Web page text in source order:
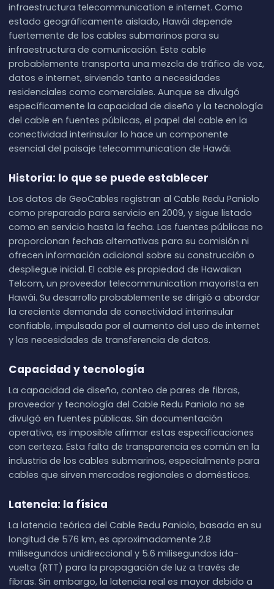
infraestructura telecommunication e internet. Como
estado geográficamente aislado, Hawái depende
fuertemente de los cables submarinos para su
infraestructura de comunicación. Este cable
probablemente transporta una mezcla de tráfico de voz,
datos e internet, sirviendo tanto a necesidades
residenciales como comerciales. Aunque se divulgó
específicamente la capacidad de diseño y la tecnología
del cable en fuentes públicas, el papel del cable en la
conectividad interinsular lo hace un componente
esencial del paisaje telecommunication de Hawái.
Historia: lo que se puede establecer
Los datos de GeoCables registran al Cable Redu Paniolo
como preparado para servicio en 2009, y sigue listado
como en servicio hasta la fecha. Las fuentes públicas no
proporcionan fechas alternativas para su comisión ni
ofrecen información adicional sobre su construcción o
despliegue inicial. El cable es propiedad de Hawaiian
Telcom, un proveedor telecommunication mayorista en
Hawái. Su desarrollo probablemente se dirigió a abordar
la creciente demanda de conectividad interinsular
confiable, impulsada por el aumento del uso de internet
y las necesidades de transferencia de datos.
Capacidad y tecnología
La capacidad de diseño, conteo de pares de fibras,
proveedor y tecnología del Cable Redu Paniolo no se
divulgó en fuentes públicas. Sin documentación
operativa, es imposible afirmar estas especificaciones
con certeza. Esta falta de transparencia es común en la
industria de los cables submarinos, especialmente para
cables que sirven mercados regionales o domésticos.
Latencia: la física
La latencia teórica del Cable Redu Paniolo, basada en su
longitud de 576 km, es aproximadamente 2.8
milisegundos unidireccional y 5.6 milisegundos ida-
vuelta (RTT) para la propagación de luz a través de
fibras. Sin embargo, la latencia real es mayor debido a